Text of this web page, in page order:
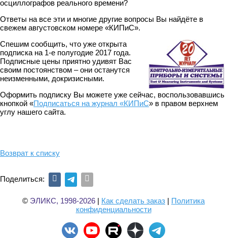
осциллографов реального времени?
Ответы на все эти и многие другие вопросы Вы найдёте в
свежем августовском номере «КИПиС».
Спешим сообщить, что уже открыта
подписка на 1-е полугодие 2017 года.
Подписные цены приятно удивят Вас
своим постоянством – они останутся
неизменными, докризисными.
Оформить подписку Вы можете уже сейчас, воспользовавшись
кнопкой «Подписаться на журнал «КИПиС» в правом верхнем
углу нашего сайта.
Возврат к списку
Поделиться:
© ЭЛИКС, 1998-2026 | Как сделать заказ | Политика
конфиденциальности